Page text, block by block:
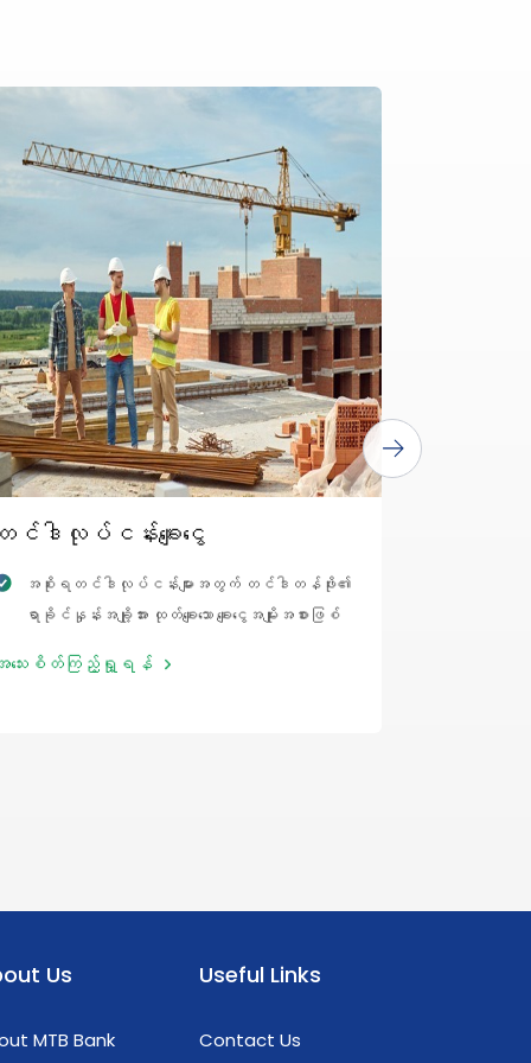
တင်ဒါလုပ်ငန်းချေးငွေ
အစိုးရတင်ဒါလုပ်ငန်းများအတွက် တင်ဒါတန်ဖိုး၏
ရာခိုင်နှုန်းအချို့အား ထုတ်ချေးသော ချေးငွေအမျိုးအစားဖြစ်
အသေးစိတ်ကြည့်ရှု့ရန်
Us
MTB Bank
Useful Links
Contact Us